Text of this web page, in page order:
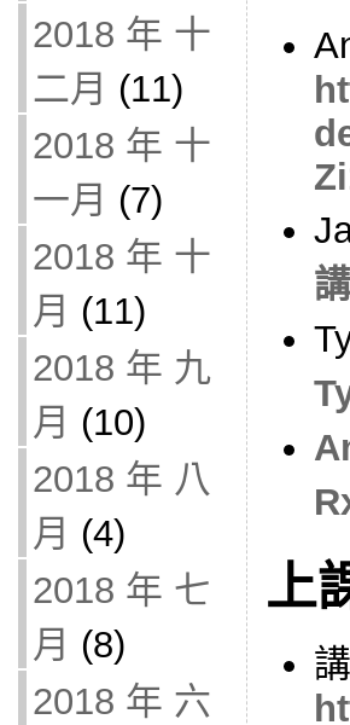
2018 年 十
二月 (11)
2018 年 十
一月 (7)
2018 年 十
月 (11)
2018 年 九
月 (10)
2018 年 八
月 (4)
2018 年 七
月 (8)
2018 年 六
上